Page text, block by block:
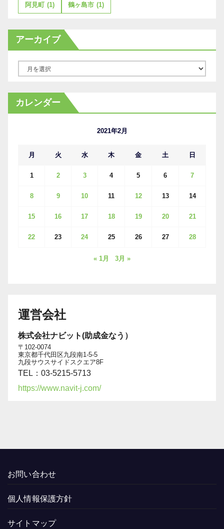
阿見町 (1) 鶴ヶ島市 (1)
アーカイブ
カ
イ
カレンダー
2021年2月
月 火 水 木 金 土 日
1 2 3 4 5 6 7
8 9 10 11 12 13 14
15 16 17 18 19 20 21
22 23 24 25 26 27 28
« 1月 3月 »
運営会社
株式会社ナビット(助成金なう）
〒102-0074
東京都千代田区九段南1-5-5
九段サウスサイドスクエア8F
TEL：03-5215-5713
https://www.navit-j.com/
お問い合わせ
個人情報保護方針
サイトマップ